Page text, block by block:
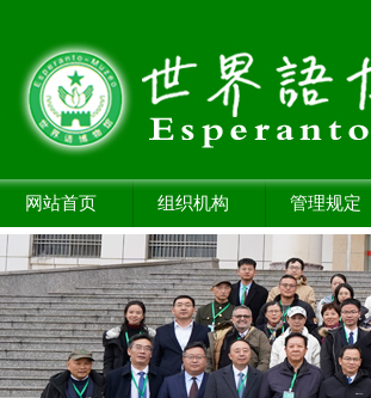
网站首页 组织机构 管理规定